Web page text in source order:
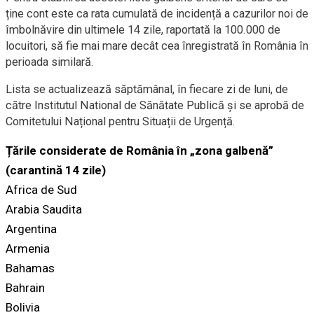
ține cont este ca rata cumulată de incidență a cazurilor noi de
îmbolnăvire din ultimele 14 zile, raportată la 100.000 de
locuitori, să fie mai mare decât cea înregistrată în România în
perioada similară.
Lista se actualizează săptămânal, în fiecare zi de luni, de
către Institutul National de Sănătate Publică și se aprobă de
Comitetului Național pentru Situații de Urgență.
Țările considerate de România în „zona galbenă”
(carantină 14 zile)
Africa de Sud
Arabia Saudita
Argentina
Armenia
Bahamas
Bahrain
Bolivia